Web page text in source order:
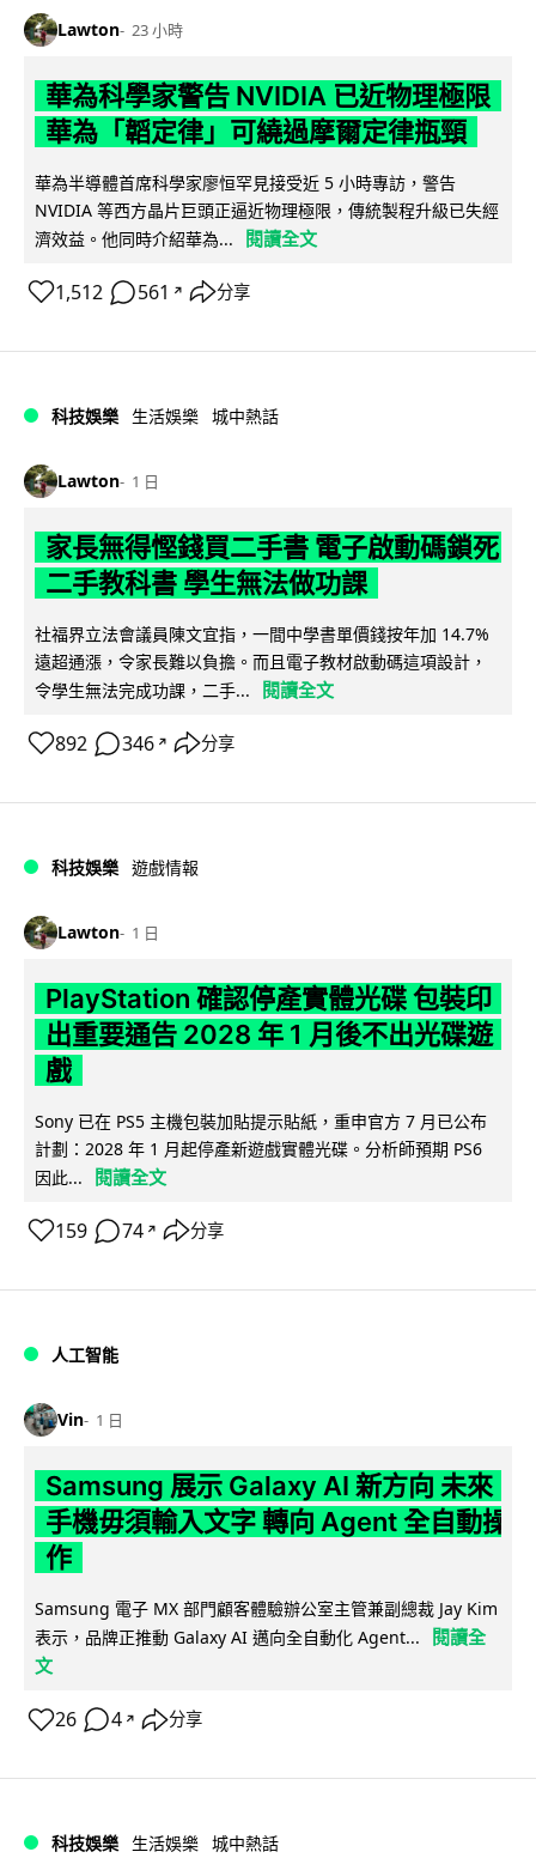
Lawton 23 小時
華為科學家警告 NVIDIA 已近物理極限
華為「韜定律」可繞過摩爾定律瓶頸
華為半導體首席科學家廖恒罕見接受近 5 小時專訪，警告
NVIDIA 等西方晶片巨頭正逼近物理極限，傳統製程升級已失經
濟效益。他同時介紹華為...
閱讀全文
1,512 561 ↗ 分享
科技娛樂 生活娛樂 城中熱話
Lawton 1 日
家長無得慳錢買二手書 電子啟動碼鎖死
二手教科書 學生無法做功課
社福界立法會議員陳文宜指，一間中學書單價錢按年加 14.7%
遠超通漲，令家長難以負擔。而且電子教材啟動碼這項設計，
令學生無法完成功課，二手...
閱讀全文
892 346 ↗ 分享
科技娛樂 遊戲情報
Lawton 1 日
PlayStation 確認停產實體光碟 包裝印
出重要通告 2028 年 1 月後不出光碟遊
戲
Sony 已在 PS5 主機包裝加貼提示貼紙，重申官方 7 月已公布
計劃：2028 年 1 月起停產新遊戲實體光碟。分析師預期 PS6
因此...
閱讀全文
159 74 ↗ 分享
人工智能
Vin 1 日
Samsung 展示 Galaxy AI 新方向 未來
手機毋須輸入文字 轉向 Agent 全自動操
作
Samsung 電子 MX 部門顧客體驗辦公室主管兼副總裁 Jay Kim
表示，品牌正推動 Galaxy AI 邁向全自動化 Agent...
閱讀全
文
26 4 ↗ 分享
科技娛樂 生活娛樂 城中熱話